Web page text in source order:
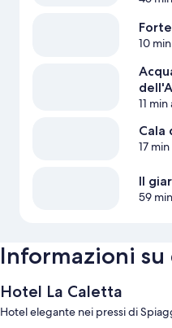
10
11
Cala
17
Il
59
Informazioni
Hotel La Caletta
Hotel elegante nei pressi di